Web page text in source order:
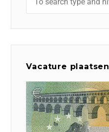
Vacature plaatsen